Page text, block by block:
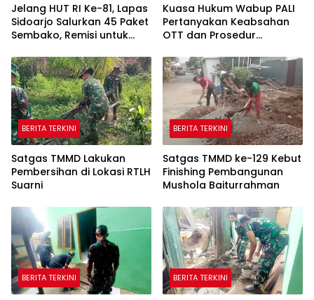
Jelang HUT RI Ke-81, Lapas
Sidoarjo Salurkan 45 Paket
Sembako, Remisi untuk
Kuasa Hukum Wabup PALI
Pertanyakan Keabsahan
OTT dan Prosedur
Undang-Undang
BERITA TERKINI
Satgas TMMD Lakukan
Pembersihan di Lokasi RTLH
Suarni
BERITA TERKINI
Satgas TMMD ke-129 Kebut
Finishing Pembangunan
Mushola Baiturrahman
BERITA TERKINI BERITA TERKINI